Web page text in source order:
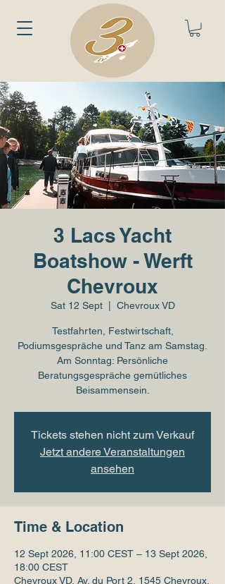
3 Lacs Yacht
Boatshow - Werft
Chevroux
Sat 12 Sept
  |
Chevroux VD
Testfahrten, Festwirtschaft,
Podiumsgespräche und Tanz am Samstag.
Am Sonntag: Persönliche
Beratungsgespräche gemütliches
Beisammensein.
Tickets stehen nicht zum Verkauf
Jetzt andere Veranstaltungen
ansehen
Time & Location
12 Sept 2026, 11:00 CEST – 13 Sept 2026,
18:00 CEST
Chevroux VD, Av. du Port 2, 1545 Chevroux,